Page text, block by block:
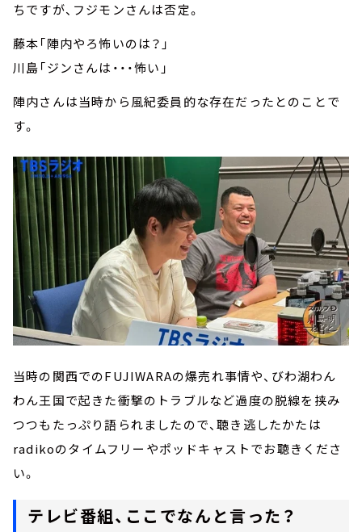
ちですが、フジモンさんは否定。
藤本「陣内やろ怖いのは？」
川島「ジンさんは・・・怖い」
陣内さんは当時から風紀委員的な存在だったとのことで
す。
当時の関西でのFUJIWARAの爆売れ事情や、びわ湖わん
わん王国で起きた衝撃のトラブルなど過度の脱線を挟み
つつもたっぷり語られましたので、聴き逃したかたは
radikoのタイムフリーやポッドキャストでお聴きくださ
い。
テレビ番組、ここでなんと言った？